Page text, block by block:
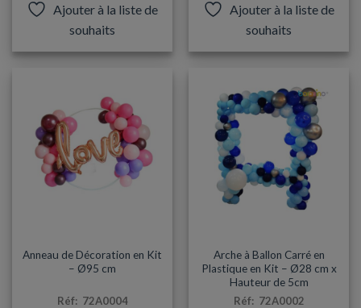
Ajouter à la liste de
souhaits
Ajouter à la liste de
souhaits
Anneau de Décoration en Kit
– Ø95 cm
Réf: 72A0004
Arche à Ballon Carré en
Plastique en Kit – Ø28 cm x
Hauteur de 5cm
Réf: 72A0002